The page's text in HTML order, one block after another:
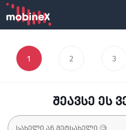
1 2 3
შეავსე ეს